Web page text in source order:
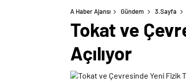
A Haber Ajansı Gündem 3.Sayfa
Tokat ve
Açılıyor